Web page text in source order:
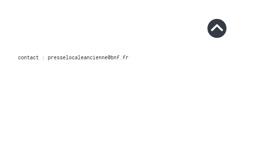
contact : presselocaleancienne@bnf.fr